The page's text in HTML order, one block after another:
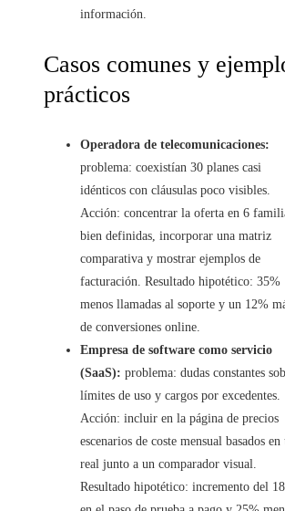
información.
Casos comunes y
prácticos
Operadora de telecomunicaciones:
problema: coexistían 30 planes casi
idénticos con cláusulas poco visibles.
Acción: concentrar la oferta en 6
bien definidas, incorporar una matriz
comparativa y mostrar ejemplos de
facturación. Resultado hipotético: 35%
menos llamadas al soporte y un 12%
de conversiones online.
Empresa de software como servicio
(SaaS): problema: dudas constantes
límites de uso y cargos por excedentes.
Acción: incluir en la página de precios
escenarios de coste mensual basados en
real junto a un comparador visual.
Resultado hipotético: incremento del